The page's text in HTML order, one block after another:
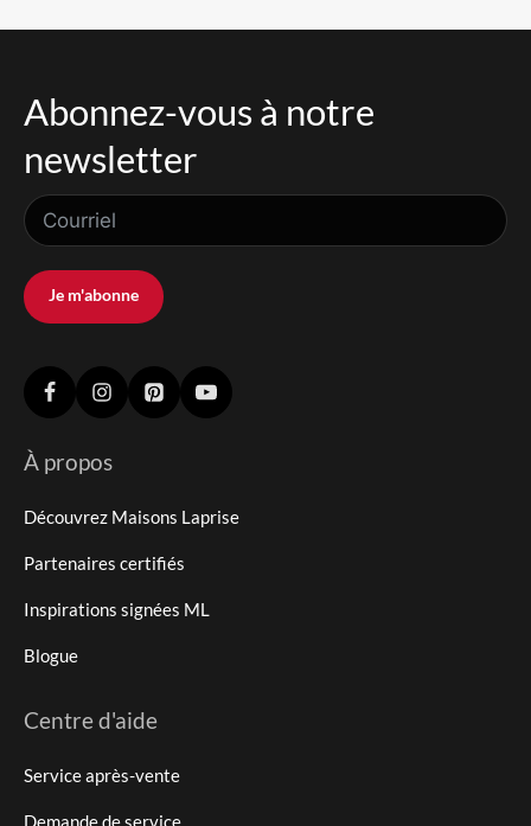
Abonnez-vous à notre
newsletter
Je m'abonne
À propos
Découvrez Maisons Laprise
Partenaires certifiés
Inspirations signées ML
Blogue
Centre d'aide
Service après-vente
Demande de service